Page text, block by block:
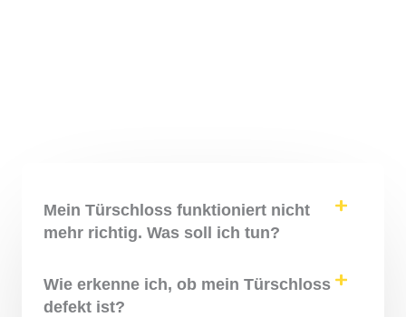
Mein Türschloss funktioniert nicht
mehr richtig. Was soll ich tun?
Wie erkenne ich, ob mein Türschloss
defekt ist?